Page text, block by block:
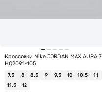
Кроссовки Nike JORDAN MAX AURA 7
HQ2091-105
7.5 8 8.5 9 9.5 10 10.5
11
11.5
12